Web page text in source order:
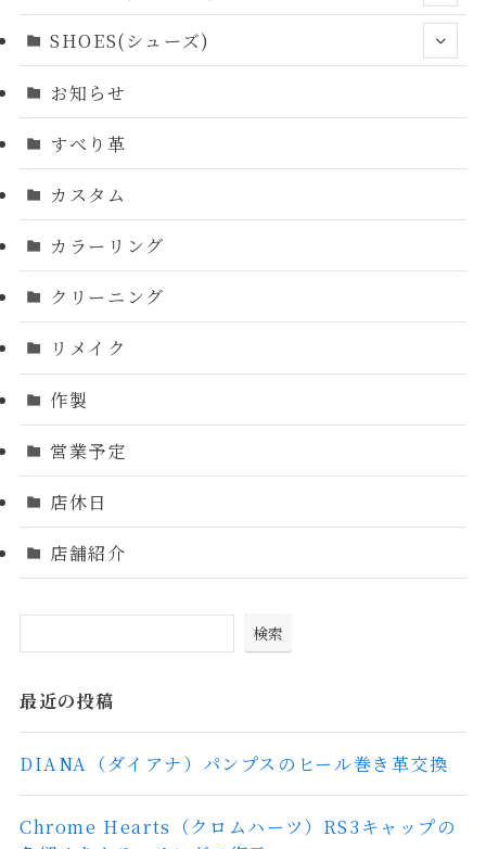
SHOES(シューズ)
お知らせ
すべり革
カスタム
カラーリング
クリーニング
リメイク
作製
営業予定
店休日
店舗紹介
検索
最近の投稿
DIANA（ダイアナ）パンプスのヒール巻き革交換
Chrome Hearts（クロムハーツ）RS3キャップの